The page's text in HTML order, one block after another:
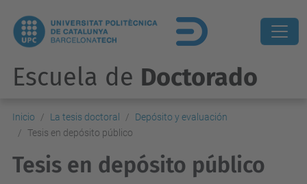
Escuela de Doctorado
Inicio La tesis doctoral
Depósito y evaluación
Tesis en depósito público
Tesis en depósito público